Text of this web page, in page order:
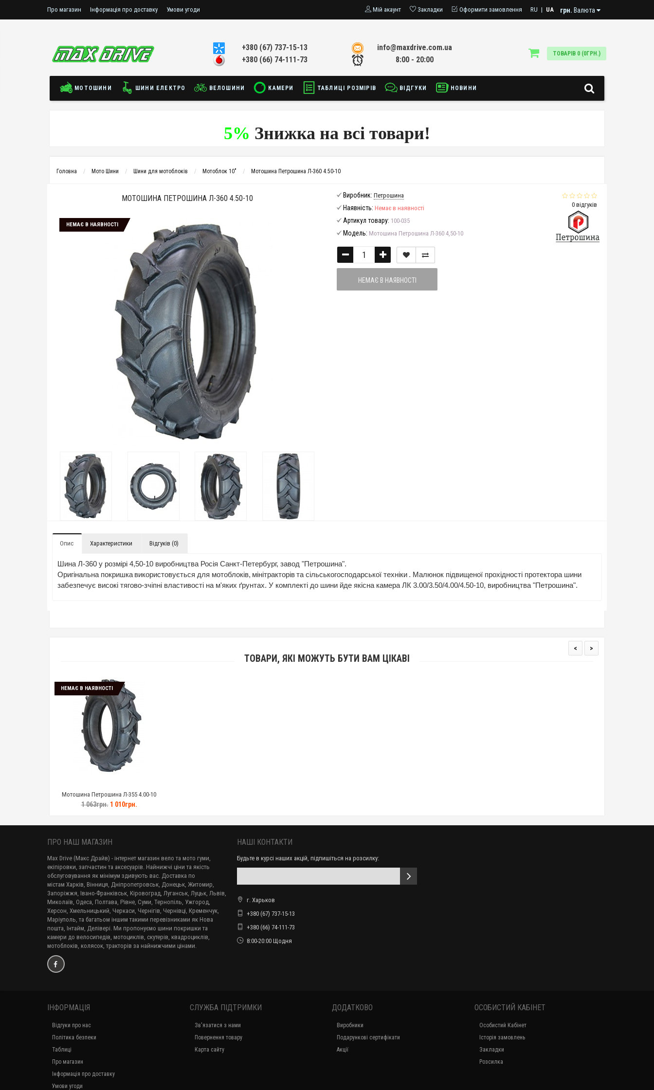
Про магазин Інформація про доставку Умови угоди Мій акаунт Закладки Оформити замовлення RU | UA грн. Валюта
+380 (67) 737-15-13
+380 (66) 74-111-73
info@maxdrive.com.ua
8:00 - 20:00
ТОВАРІВ 0 (0ГРН.)
МОТОШИНИ ШИНИ ЕЛЕКТРО ВЕЛОШИНИ КАМЕРИ ТАБЛИЦІ РОЗМІРІВ ВІДГУКИ НОВИНИ
5% Знижка на всі товари!
Головна Мото Шини Шини для мотоблоків Мотоблок 10" Мотошина Петрошина Л-360 4.50-10
МОТОШИНА ПЕТРОШИНА Л-360 4.50-10
НЕМАЄ В НАЯВНОСТІ
0 відгуків
Виробник: Петрошина
Наявність: Немає в наявності
Артикул товару: 100-035
Модель: Мотошина Петрошина Л-360 4,50-10
НЕМАЄ В НАЯВНОСТІ
Опис Характеристики Відгуків (0)
Шина Л-360 у розмірі 4,50-10 виробництва Росія Санкт-Петербург, завод "Петрошина".
Оригінальна покришка використовується для мотоблоків, мінітракторівта сільськогосподарської техніки . Малюнок підвищеної прохідності протектора шини
забезпечує високі тягово-зчіпні властивості на м'яких ґрунтах. У комплекті до шини йде якісна камера ЛК 3.00/3.50/4.00/4.50-10, виробництва "Петрошина".
ТОВАРИ, ЯКІ МОЖУТЬ БУТИ ВАМ ЦІКАВІ
НЕМАЄ В НАЯВНОСТІ
Мотошина Петрошина Л-355 4.00-10
1 063грн.1 010грн.
< >
ПРО НАШ МАГАЗИН
Max Drive (Макс Драйв) - інтернет магазин вело та мото гуми,
екіпіровки, запчастин та аксесуарів. Найнижчі ціни та якість
обслуговування як мінімум здивують вас. Доставка по
містам Харків, Вінниця, Дніпропетровськ, Донецьк, Житомир,
Запоріжжя, Івано-Франківськ, Кіровоград, Луганськ, Луцьк, Львів,
Миколаїв, Одеса, Полтава, Рівне, Суми, Тернопіль, Ужгород,
Херсон, Хмельницький, Черкаси, Чернігів, Чернівці, Кременчук,
Маріуполь, та багатьом іншим такими перевізниками як Нова
пошта, Інтайм, Делівері. Ми пропонуємо шини покришки та
камери до велосипедів, мотоциклів, скутерів, квадроциклів,
мотоблоків, колясок, тракторів за найнижчими цінами.
НАШІ КОНТАКТИ
Будьте в курсі наших акцій, підпишіться на розсилку:
г. Харьков
+380 (67) 737-15-13
+380 (66) 74-111-73
8:00-20:00 Щодня
ІНФОРМАЦІЯ
Відгуки про нас
Політика безпеки
Таблиці
Про магазин
Інформація про доставку
Умови угоди
СЛУЖБА ПІДТРИМКИ
Зв'язатися з нами
Повернення товару
Карта сайту
ДОДАТКОВО
Виробники
Подарункові сертифікати
Акції
ОСОБИСТИЙ КАБІНЕТ
Особистий Кабінет
Історія замовлень
Закладки
Розсилка